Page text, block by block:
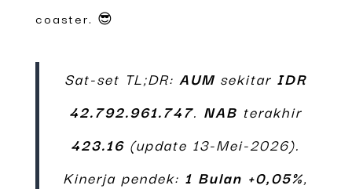
coaster. 😎
Sat-set TL;DR: AUMsekitar IDR
42.792.961.747. NAB terakhir
423.16 (update 13-Mei-2026).
Kinerja pendek: 1 Bulan +0,05%,